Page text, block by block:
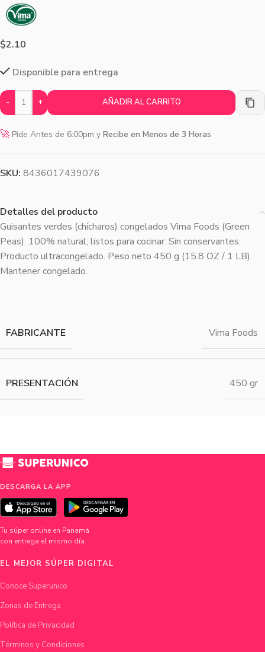
$2.10
Disponible para entrega
- + AÑADIR AL CARRITO
🚀 Pide Antes de 6:00pm y Recibe en Menos de 3 Horas
SKU: 8436017439076
Detalles del producto
Guisantes verdes (chícharos) congelados Vima Foods (Green
Peas). 100% natural, listos para cocinar. Sin conservantes.
Producto ultracongelado. Peso neto 450 g (15.8 OZ / 1 LB).
Mantener congelado.
FABRICANTE Vima Foods
PRESENTACIÓN 450 gr
DESCARGA LA APP
Tu súper online en Panamá
con entrega el mismo día.
EL MEJOR SÚPER DIGITAL
Conoce Superunico
Zonas de Entrega
Política de Privacidad
Términos y Condiciones